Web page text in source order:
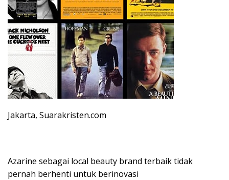
Jakarta, Suarakristen.com
Azarine sebagai local beauty brand terbaik tidak
pernah berhenti untuk berinovasi